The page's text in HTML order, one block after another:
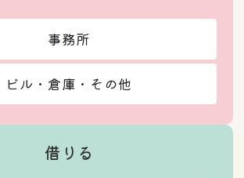
事務所
ビル・倉庫・その他
借りる